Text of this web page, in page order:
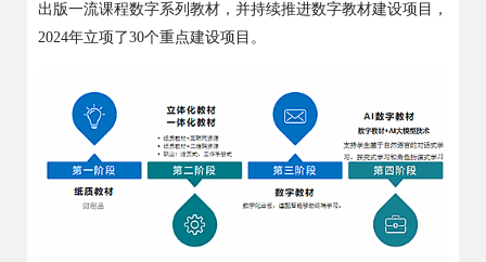
出版一流课程数字系列教材，并持续推进数字教材建设项目，
2024年立项了30个重点建设项目。